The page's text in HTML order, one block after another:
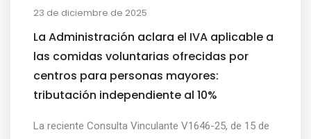
23 de diciembre de 2025
La Administración aclara el IVA aplicable a
las comidas voluntarias ofrecidas por
centros para personas mayores:
tributación independiente al 10%
La reciente Consulta Vinculante V1646-25, de 15 de